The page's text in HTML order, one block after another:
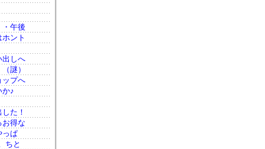
午後
ント
出しへ
謎）
ップへ
か♪
た！
お得な
っぱ
ちと